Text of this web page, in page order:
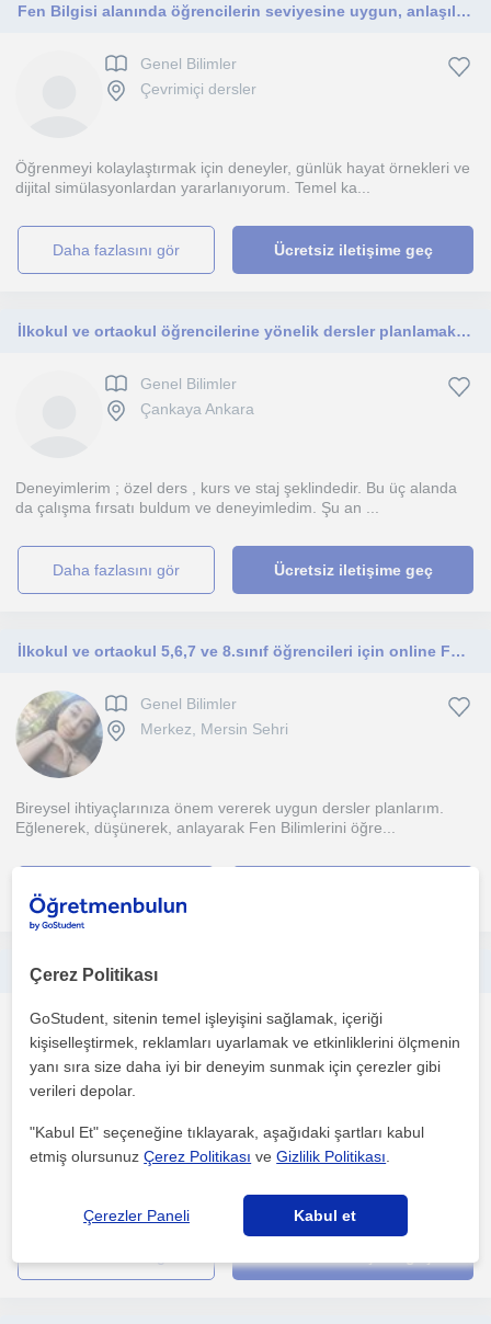
Fen Bilgisi alanında öğrencilerin seviyesine uygun, anlaşılır ve sistemli anlatımı benimseyen bir öğretmenim. (5,6,7,8.sınıflar)
Genel Bilimler
Çevrimiçi dersler
Öğrenmeyi kolaylaştırmak için deneyler, günlük hayat örnekleri ve
dijital simülasyonlardan yararlanıyorum. Temel ka...
daha fazlasını gör Ücretsiz iletişime geç
İlkokul ve ortaokul öğrencilerine yönelik dersler planlamaktayım. Öğrencilerimin yeni şeyler öğrenmesi beni çok mutlu ediyor.
Genel Bilimler
Çankaya Ankara
Deneyimlerim ; özel ders , kurs ve staj şeklindedir. Bu üç alanda
da çalışma fırsatı buldum ve deneyimledim. Şu an ...
daha fazlasını gör Ücretsiz iletişime geç
İlkokul ve ortaokul 5,6,7 ve 8.sınıf öğrencileri için online Fen bilimleri dersi öğretimi
Genel Bilimler
Merkez, Mersin Sehri
Bireysel ihtiyaçlarınıza önem vererek uygun dersler planlarım.
Eğlenerek, düşünerek, anlayarak Fen Bilimlerini öğre...
Genel Bilimler
Sancaktepe (İstanbul)
Öğrencinin ihtiyacına ve hedefe yönelik çalışma programları ile
akademik katkı amaçlanır. Dersane öğretmenliği dene...
Çerez Politikası
GoStudent, sitenin temel işleyişini sağlamak, içeriği
kişiselleştirmek, reklamları uyarlamak ve etkinliklerini ölçmenin
yanı sıra size daha iyi bir deneyim sunmak için çerezler gibi
verileri depolar.
"Kabul Et" seçeneğine tıklayarak, aşağıdaki şartları kabul
etmiş olursunuzÇerez Politikası veGizlilik Politikası
Çerezler Paneli Kabul et